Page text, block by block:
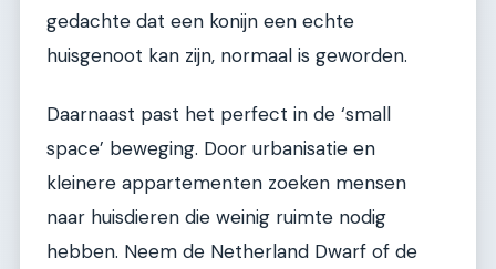
gedachte dat een konijn een echte
huisgenoot kan zijn, normaal is geworden.
Daarnaast past het perfect in de ‘small
space’ beweging. Door urbanisatie en
kleinere appartementen zoeken mensen
naar huisdieren die weinig ruimte nodig
hebben. Neem de Netherland Dwarf of de